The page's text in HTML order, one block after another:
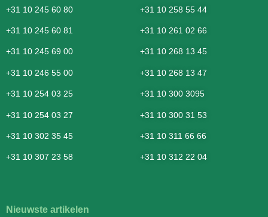
+31 10 245 60 80
+31 10 245 60 81
+31 10 245 69 00
+31 10 246 55 00
+31 10 254 03 25
+31 10 254 03 27
+31 10 302 35 45
+31 10 307 23 58
+31 10 258 55 44
+31 10 261 02 66
+31 10 268 13 45
+31 10 268 13 47
+31 10 300 3095
+31 10 300 31 53
+31 10 311 66 66
+31 10 312 22 04
Nieuwste artikelen